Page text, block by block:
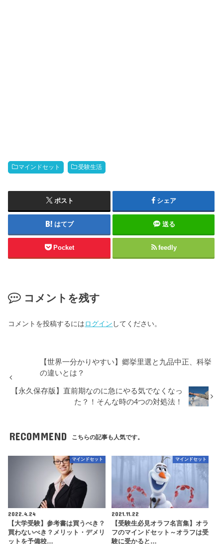
マインドセット 受験生活
ポスト シェア
はてブ 送る
Pocket feedly
コメントを残す
コメントを投稿するにはログイン してください。
【世界一分かりやすい】郷挙里選と九品中正、科挙
の違いとは？
【永久保存版】直前期なのに急にやる気でなくなっ
た？！そんな時の4つの対処法！
RECOMMEND こちらの記事も人気です。
マインドセット
2022.4.24
【大学受験】参考書は買うべき？
買わないべき？メリット・デメリ
ットを予備校…
マインドセット
2021.11.22
【受験生必見オラフ名言集】オラ
フのマインドセット～オラフは受
験に受かると…